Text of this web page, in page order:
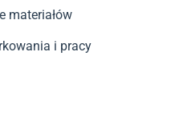
materiałów
i pracy